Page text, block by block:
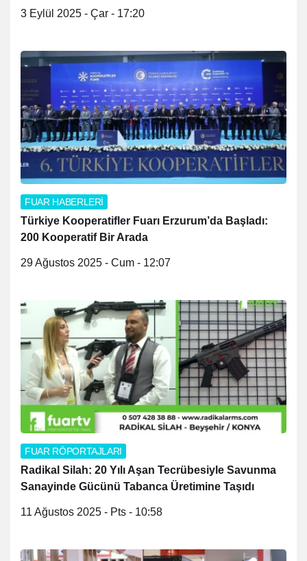
3 Eylül 2025 - Çar - 17:20
FUAR HABERLERİ
Türkiye Kooperatifler Fuarı Erzurum’da Başladı:
200 Kooperatif Bir Arada
29 Ağustos 2025 - Cum - 12:07
FUAR RÖPORTAJLARI
Radikal Silah: 20 Yılı Aşan Tecrübesiyle Savunma
Sanayinde Gücünü Tabanca Üretimine Taşıdı
11 Ağustos 2025 - Pts - 10:58